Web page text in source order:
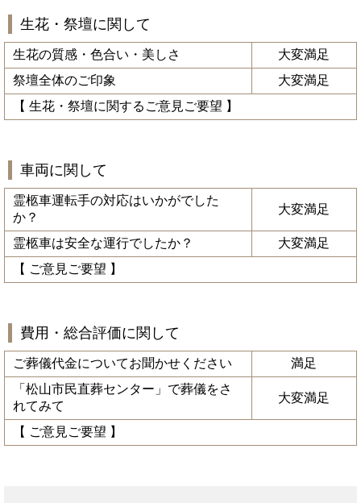
生花・祭壇に関して
生花の質感・色合い・美しさ
大変満足
祭壇全体のご印象
大変満足
【 生花・祭壇に関するご意見ご要望 】
車両に関して
霊柩車運転手の対応はいかがでした
か？
大変満足
霊柩車は安全な運行でしたか？
大変満足
【 ご意見ご要望 】
費用・総合評価に関して
ご葬儀代金についてお聞かせください
満足
「松山市民直葬センター」で葬儀をさ
れてみて
大変満足
【 ご意見ご要望 】